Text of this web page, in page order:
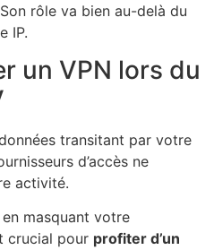
rôle va bien au-delà du
IP.
un VPN lors du
transitant par votre
d’accès ne
activité.
masquant votre
crucial pour profiter d’un